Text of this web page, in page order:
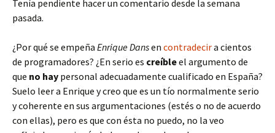
Tenía pendiente hacer un comentario desde la semana
pasada.
¿Por qué se empeña Enrique Dansen contradecira cientos
de programadores? ¿En serio es creíbleel argumento de
que no hay personal adecuadamente cualificado en España?
Suelo leer a Enrique y creo que es un tío normalmente serio
y coherente en sus argumentaciones (estés o no de acuerdo
con ellas), pero es que con ésta no puedo, no la veo